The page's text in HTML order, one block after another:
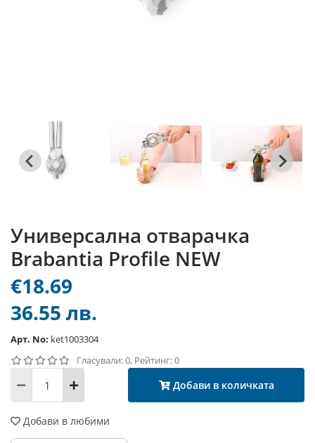
Универсална отварачка
Brabantia Profile NEW
€18.69
36.55 лв.
Арт. No: ket1003304
Гласували: 0, Рейтинг: 0
Добави в количката
Добави в любими